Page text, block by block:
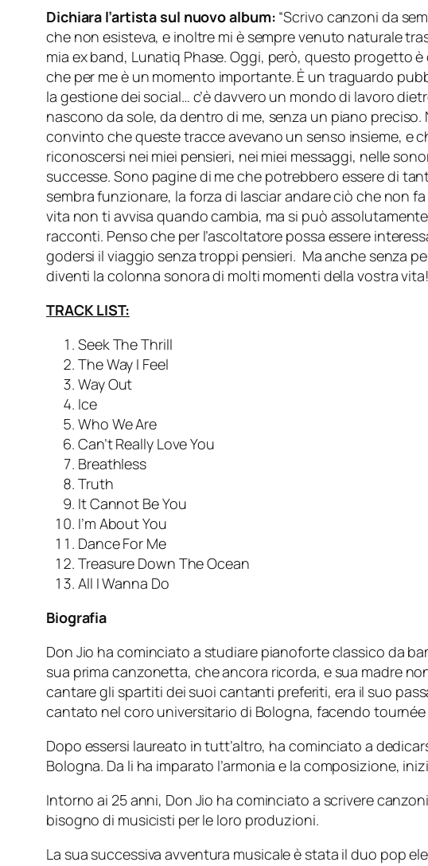
Dichiara l’artista sul nuovo album: “Scrivo canzoni da
che non esisteva, e inoltre mi è sempre venuto naturale
mia ex band, Lunatiq Phase. Oggi, però, questo progetto
che per me è un momento importante. È un traguardo
la gestione dei social… c’è davvero un mondo di lavoro
nascono da sole, da dentro di me, senza un piano
convinto che queste tracce avevano un senso insieme, e
riconoscersi nei miei pensieri, nei miei messaggi, nelle
successe. Sono pagine di me che potrebbero essere di
sembra funzionare, la forza di lasciar andare ciò che non
vita non ti avvisa quando cambia, ma si può
racconti. Penso che per l’ascoltatore possa essere
godersi il viaggio senza troppi pensieri. Ma anche senza
diventi la colonna sonora di molti momenti della vostra
TRACK LIST:
Seek The Thrill
The Way I Feel
Way Out
Ice
Who We Are
Can’t Really Love You
Breathless
Truth
It Cannot Be You
I’m About You
Dance For Me
Treasure Down The Ocean
All I Wanna Do
Biografia
Don Jio ha cominciato a studiare pianoforte classico da
sua prima canzonetta, che ancora ricorda, e sua madre
cantare gli spartiti dei suoi cantanti preferiti, era il suo
cantato nel coro universitario di Bologna, facendo tournée
Dopo essersi laureato in tutt’altro, ha cominciato a
Bologna. Da li ha imparato l’armonia e la composizione,
Intorno ai 25 anni, Don Jio ha cominciato a scrivere
bisogno di musicisti per le loro produzioni.
La sua successiva avventura musicale è stata il duo pop